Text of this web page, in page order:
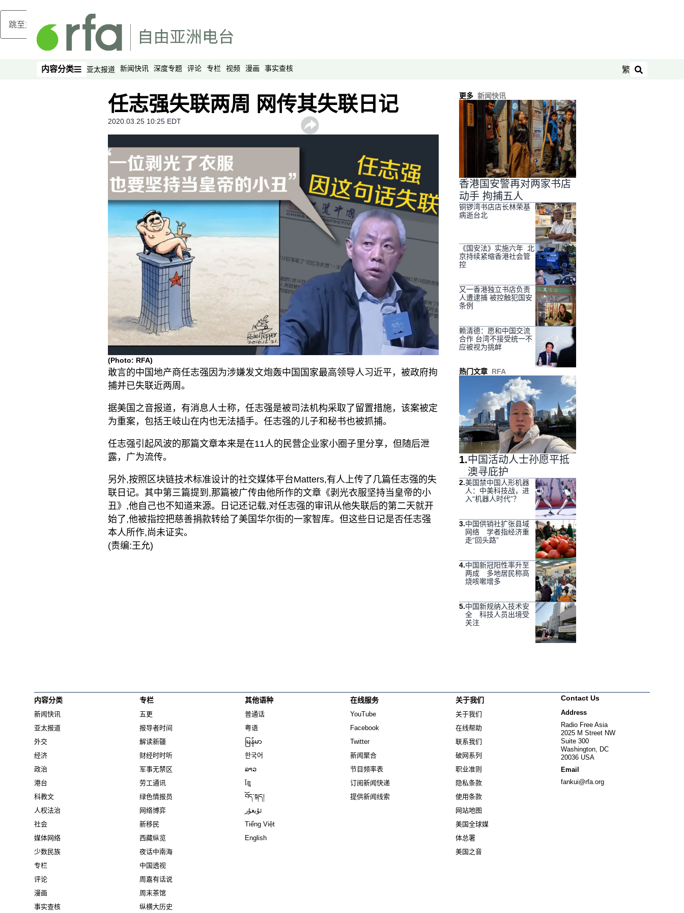
跳至主内容
内容分类
内容分类 亚太报道 新闻快讯 深度专题 评论 专栏 视频 漫画 事实查核 繁
搜索
夜话中南海
新移民
纵横大历史
解读新疆
财经时时听
评论
显示 播客 个子部分
《亚太报道》音频
漫画
事实查核
视频
显示 视频 个子部分
亚洲很想聊
任志强失联两周 网传其失联日记
2020.03.25 10:25 EDT
(Photo: RFA)
敢言的中国地产商任志强因为涉嫌发文炮轰中国国家最高领导人习近平，被政府拘
捕并已失联近两周。
据美国之音报道，有消息人士称，任志强是被司法机构采取了留置措施，该案被定
为重案，包括王岐山在内也无法插手。任志强的儿子和秘书也被抓捕。
任志强引起风波的那篇文章本来是在11人的民营企业家小圈子里分享，但随后泄
露，广为流传。
另外,按照区块链技术标准设计的社交媒体平台Matters,有人上传了几篇任志强的失
联日记。其中第三篇提到,那篇被广传由他所作的文章《剥光衣服坚持当皇帝的小
丑》,他自己也不知道来源。日记还记载,对任志强的审讯从他失联后的第二天就开
始了,他被指控把慈善捐款转给了美国华尔街的一家智库。但这些日记是否任志强
本人所作,尚未证实。
(责编:王允)
更多 新闻快讯
香港国安警再对两家书店
动手 拘捕五人
铜锣湾书店店长林荣基
病逝台北
《国安法》实施六年 北
京持续紧缩香港社会管
控
又一香港独立书店负责
人遭逮捕 被控触犯国安
条例
赖清德：愿和中国交流
合作 台湾不接受统一不
应被视为挑衅
热门文章 RFA
1.中国活动人士孙愿平抵
澳寻庇护
2.美国禁中国人形机器
人：中美科技战，进
入“机器人时代”？
3.中国供销社扩张县域
网络 学者指经济重
走“回头路”
4.中国新冠阳性率升至
两成 多地居民称高
烧咳嗽增多
5.中国新规纳入技术安
全 科技人员出境受
关注
内容分类
新闻快讯
亚太报道
外交
经济
政治
港台
科教文
人权法治
社会
媒体网络
少数民族
专栏
评论
漫画
事实查核
专栏
五更
报导者时间
解读新疆
财经时时听
军事无禁区
劳工通讯
绿色情报员
网络博弈
新移民
西藏纵览
夜话中南海
中国透视
周嘉有话说
周末茶馆
纵横大历史
其他语种
普通话
粤语
မြန်မာ
한국어
ລາວ
ខ្មែ
བོད་སྐད།
ئۇيغۇر
Tiếng Việt
English
在线服务
YouTube
Facebook
Twitter
新闻聚合
节目频率表
订阅新闻快递
提供新闻线索
关于我们
关于我们
在线帮助
联系我们
破网系列
职业准则
隐私条款
使用条款
网站地图
美国全球媒
体总署
美国之音
Contact Us
Address
Radio Free Asia
2025 M Street NW
Suite 300
Washington, DC
20036 USA
Email
fankui@rfa.org